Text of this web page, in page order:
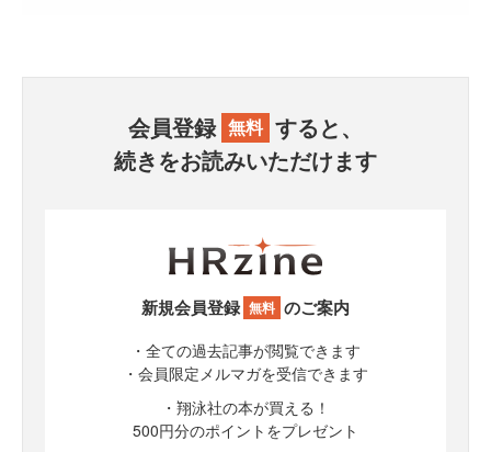
会員登録 無料 すると、
続きをお読みいただけます
新規会員登録 無料 のご案内
・全ての過去記事が閲覧できます
・会員限定メルマガを受信できます
・翔泳社の本が買える！
500円分のポイントをプレゼント